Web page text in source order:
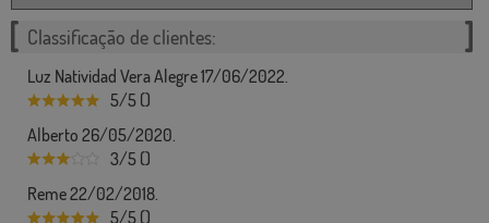
Classificação de clientes:
Luz Natividad Vera Alegre 17/06/2022.
5/5 ()
Alberto 26/05/2020.
3/5 ()
Reme 22/02/2018.
5/5 ()